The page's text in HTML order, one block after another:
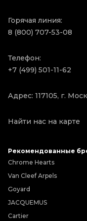
Горячая линия:
8 (800) 707-53-08
Телефон:
+7 (499) 501-11-62
Адрес: 117105, г.
Найти нас на карте
Рекомендованные
Chrome Hearts
Van Cleef Arpels
Goyard
JACQUEMUS
Cartier